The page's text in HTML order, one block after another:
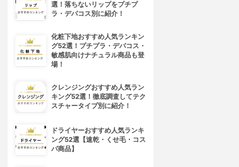
選！落ちないリップをプチプ
ラ・デパコス別に紹介！
化粧下地おすすめ人気ランキン
グ52選！プチプラ・デパコス・
敏感肌向けナチュラル商品も登
場！
クレンジングおすすめ人気ラン
キング52選！徹底調査してテク
スチャータイプ別に紹介！
ドライヤーおすすめ人気ランキ
ング52選【速乾・くせ毛・コス
パ商品】